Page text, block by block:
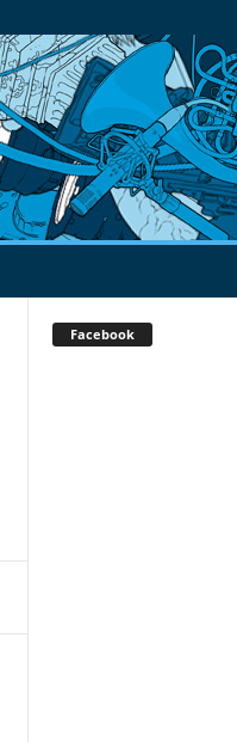
Facebook